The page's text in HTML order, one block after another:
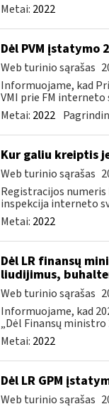
Metai: 2022
Dėl PVM įstatymo
Web turinio sąrašas
Informuojame, kad
VMI prie FM
Metai: 2022
Kur galiu kreiptis
Web turinio sąrašas
Registracijos
inspekcija interneto
Metai: 2022
Dėl LR finansų
liudijimus,
Web turinio sąrašas
Informuojame, kad
„Dėl Finansų ministro
Metai: 2022
Dėl LR GPM
Web turinio sąrašas